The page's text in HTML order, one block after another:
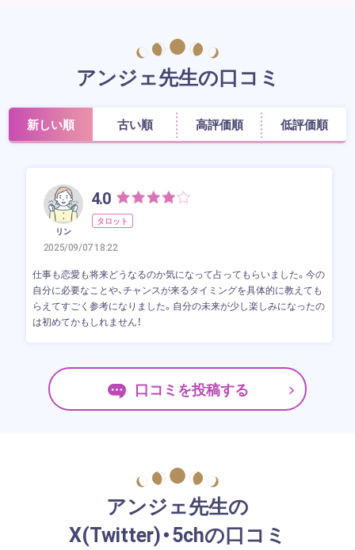
アンジェ先生の口コミ
新しい順 古い順 高評価順 低評価順
リン
4.0
タロット
2025/09/07 18:22
仕事も恋愛も将来どうなるのか気になって占ってもらいました。今の
自分に必要なことや、チャンスが来るタイミングを具体的に教えても
らえてすごく参考になりました。自分の未来が少し楽しみになったの
は初めてかもしれません！
口コミを投稿する
アンジェ先生の
X(Twitter)・5chの口コミ